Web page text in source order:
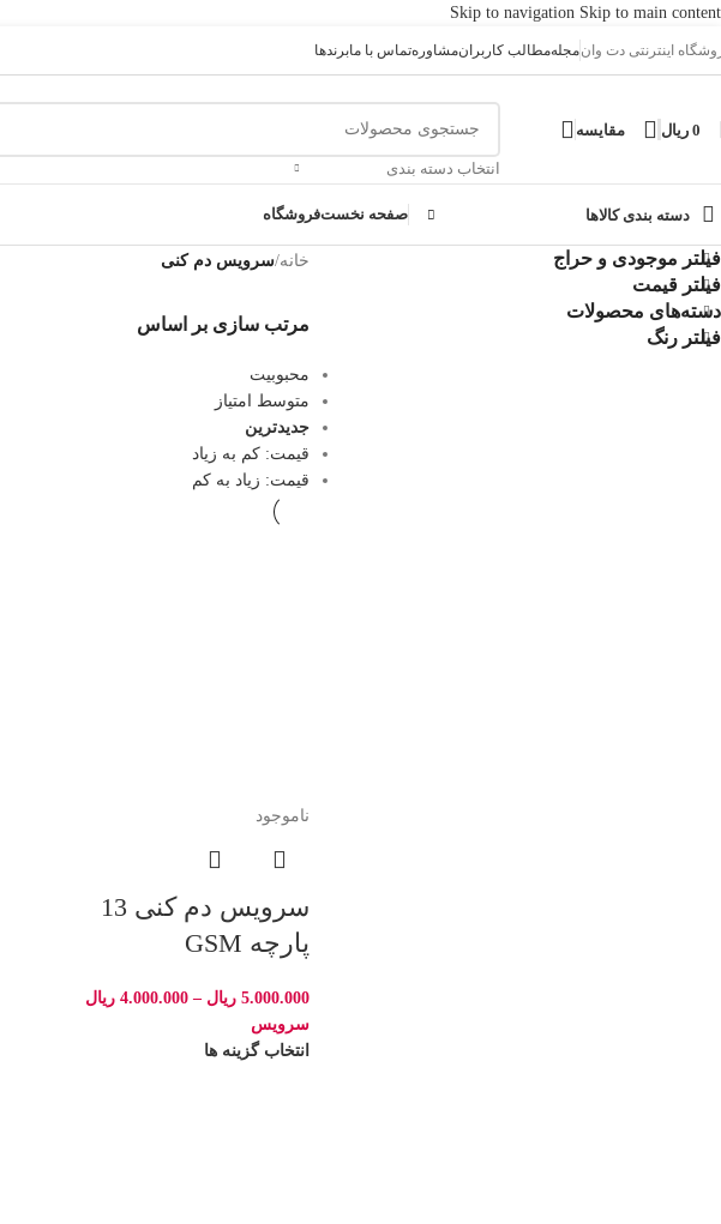
Skip to navigation Skip to main content
اینترنتی دت وانمجلهمطالب کاربرانمشاورهتماس با مابرندها
0 ریال مقایسه
انتخاب دسته بندی
دسته بندی کالاها صفحه نخستفروشگاه
فیلتر موجودی و حراج
فیلتر قیمت
دسته‌های محصولات
فیلتر رنگ
خانه/سرویس دم کنی
مرتب سازی بر اساس
محبوبیت
متوسط امتیاز
جدیدترین
قیمت: کم به زیاد
قیمت: زیاد به کم
ناموجود
سرویس دم کنی 13
پارچه GSM
5.000.000 ریال –
4.000.000 ریال
سرویس
انتخاب گزینه ها